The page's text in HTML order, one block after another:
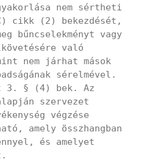
nem sértheti
cikk (2) bekezdését,
bűncselekményt vagy
való
nem járhat mások
sérelmével.
§ (4) bek. Az
szervezet
végzése
amely összhangban
és amelyet